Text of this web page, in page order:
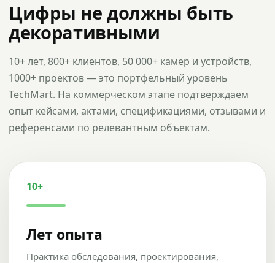
Цифры не должны быть
декоративными
10+ лет, 800+ клиентов, 50 000+ камер и устройств,
1000+ проектов — это портфельный уровень
TechMart. На коммерческом этапе подтверждаем
опыт кейсами, актами, спецификациями, отзывами и
референсами по релевантным объектам.
10+
Лет опыта
Практика обследования, проектирования,